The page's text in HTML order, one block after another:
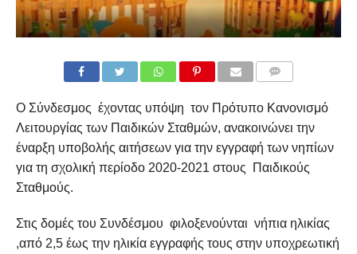
Ο Σύνδεσμος έχοντας υπόψη τον Πρότυπο Κανονισμό
Λειτουργίας των Παιδικών Σταθμών, ανακοινώνει την
έναρξη υποβολής αιτήσεων για την εγγραφή των νηπίων
για τη σχολική περίοδο 2020-2021 στους Παιδικούς
Σταθμούς.
Στις δομές του Συνδέσμου φιλοξενούνται νήπια ηλικίας
,από 2,5 έως την ηλικία εγγραφής τους στην υποχρεωτική